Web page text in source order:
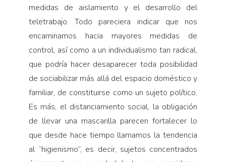
medidas de aislamiento y el desarrollo del
teletrabajo. Todo pareciera indicar que nos
encami­namos hacia mayores medidas de
control, así como a un individualismo tan radical,
que podría hacer desaparecer toda posibilidad
de sociabilizar más allá del espacio doméstico y
familiar, de constituirse como un sujeto político.
Es más, el distanciamiento social, la obligación
de llevar una mascarilla parecen fortalecer lo
que desde hace tiempo llamamos la tendencia
al “higienismo”, es decir, sujetos concentrados